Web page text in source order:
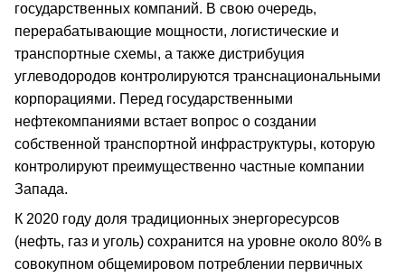
государственных компаний. В свою очередь,
перерабатывающие мощности, логистические и
транспортные схемы, а также дистрибуция
углеводородов контролируются транснациональными
корпорациями. Перед государственными
нефтекомпаниями встает вопрос о создании
собственной транспортной инфраструктуры, которую
контролируют преимущественно частные компании
Запада.
К 2020 году доля традиционных энергоресурсов
(нефть, газ и уголь) сохранится на уровне около 80% в
совокупном общемировом потреблении первичных